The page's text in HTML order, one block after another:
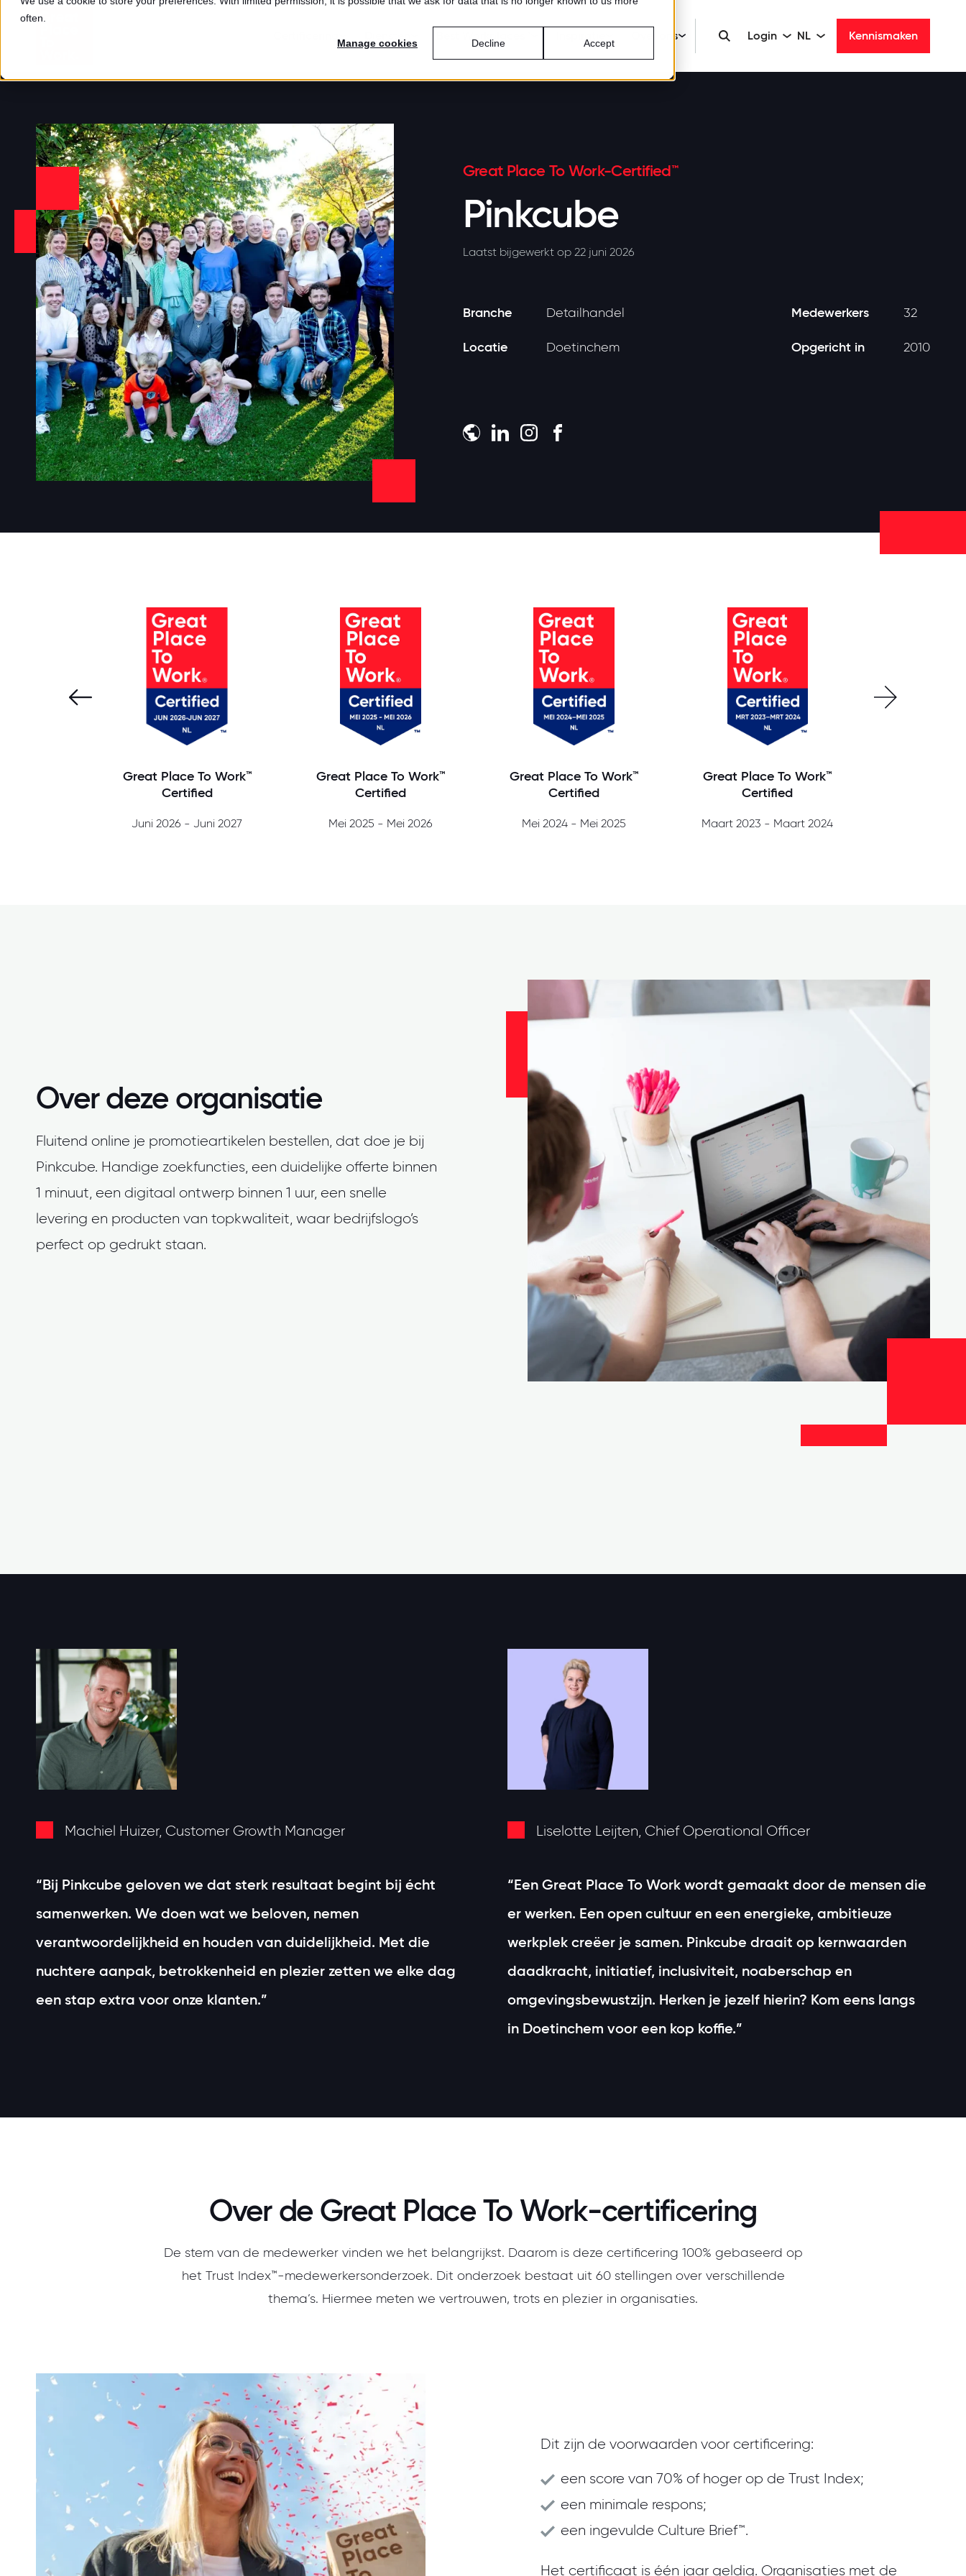
often.
Manage cookies Accept
Decline
Over ons Login NL Kennismaken
Great Place To Work-Certified™
Pinkcube
Laatst bijgewerkt op 22 juni 2026
Branche
Locatie
Detailhandel
Doetinchem
Medewerkers
Opgericht in
32
2010
Great Place To Work™
Certified
Juni 2026 - Juni 2027
Great Place To Work™
Certified
Mei 2025 - Mei 2026
Great Place To Work™
Certified
Mei 2024 - Mei 2025
Great Place To Work™
Certified
Maart 2023 - Maart 2024
Over deze organisatie
Fluitend online je promotieartikelen bestellen, dat doe je bij
Pinkcube. Handige zoekfuncties, een duidelijke offerte binnen
1 minuut, een digitaal ontwerp binnen 1 uur, een snelle
levering en producten van topkwaliteit, waar bedrijfslogo’s
perfect op gedrukt staan.
Machiel Huizer, Customer Growth Manager
“Bij Pinkcube geloven we dat sterk resultaat begint bij écht
samenwerken. We doen wat we beloven, nemen
verantwoordelijkheid en houden van duidelijkheid. Met die
nuchtere aanpak, betrokkenheid en plezier zetten we elke dag
een stap extra voor onze klanten.”
Liselotte Leijten, Chief Operational Officer
“Een Great Place To Work wordt gemaakt door de mensen die
er werken. Een open cultuur en een energieke, ambitieuze
werkplek creëer je samen. Pinkcube draait op kernwaarden
daadkracht, initiatief, inclusiviteit, noaberschap en
omgevingsbewustzijn. Herken je jezelf hierin? Kom eens langs
in Doetinchem voor een kop koffie.”
Over de Great Place To Work-certificering
De stem van de medewerker vinden we het belangrijkst. Daarom is deze certificering 100% gebaseerd op
het Trust Index™-medewerkersonderzoek. Dit onderzoek bestaat uit 60 stellingen over verschillende
thema’s. Hiermee meten we vertrouwen, trots en plezier in organisaties.
Dit zijn de voorwaarden voor certificering:
een score van 70% of hoger op de Trust Index;
een minimale respons;
een ingevulde Culture Brief™.
Het certificaat is één jaar geldig. Organisaties met de